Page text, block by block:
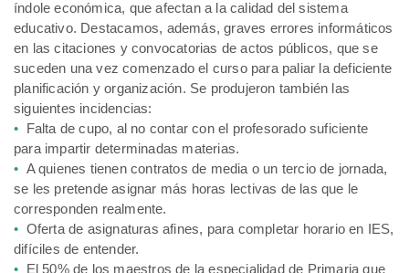
índole económica, que afectan a la calidad del sistema
educativo. Destacamos, además, graves errores informáticos
en las citaciones y convocatorias de actos públicos, que se
suceden una vez comenzado el curso para paliar la deficiente
planificación y organización. Se produjeron también las
siguientes incidencias:
•
Falta de cupo, al no contar con el profesorado suficiente
para impartir determinadas materias.
• A quienes tienen contratos de media o un tercio de jornada,
se les pretende asignar más horas lectivas de las que le
corresponden realmente.
• Oferta de asignaturas afines, para completar horario en IES,
difíciles de entender.
•
El 50% de los maestros de la especialidad de Primaria que